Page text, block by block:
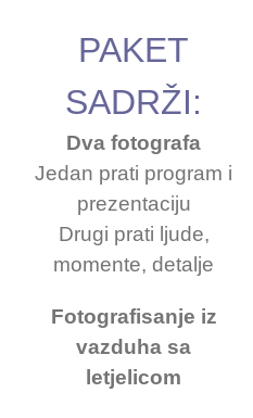
PAKET
SADRŽI:
Dva fotografa
Jedan prati program i
prezentaciju
Drugi prati ljude,
momente, detalje
Fotografisanje iz
vazduha sa
letjelicom